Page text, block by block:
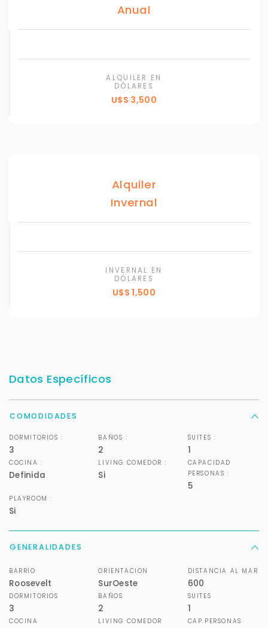
Anual
ALQUILER EN
DÓLARES
U$S 3,500
Alquiler
Invernal
INVERNAL EN
DÓLARES
U$S 1,500
Datos Específicos
COMODIDADES
DORMITORIOS :
3
BAÑOS :
2
SUITES :
1
COCINA :
Definida
LIVING COMEDOR :
Si
CAPACIDAD
PERSONAS :
5
PLAYROOM :
Si
GENERALIDADES
BARRIO
Roosevelt
ORIENTACION
SurOeste
DISTANCIA AL MAR
600
DORMITORIOS
3
BAÑOS
2
SUITES
1
COCINA LIVING COMEDOR CAP.PERSONAS